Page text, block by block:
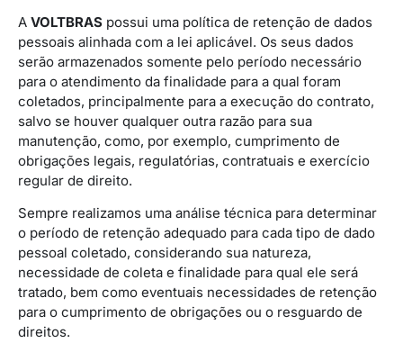
A VOLTBRAS possui uma política de retenção de dados
pessoais alinhada com a lei aplicável. Os seus dados
serão armazenados somente pelo período necessário
para o atendimento da finalidade para a qual foram
coletados, principalmente para a execução do contrato,
salvo se houver qualquer outra razão para sua
manutenção, como, por exemplo, cumprimento de
obrigações legais, regulatórias, contratuais e exercício
regular de direito.
Sempre realizamos uma análise técnica para determinar
o período de retenção adequado para cada tipo de dado
pessoal coletado, considerando sua natureza,
necessidade de coleta e finalidade para qual ele será
tratado, bem como eventuais necessidades de retenção
para o cumprimento de obrigações ou o resguardo de
direitos.